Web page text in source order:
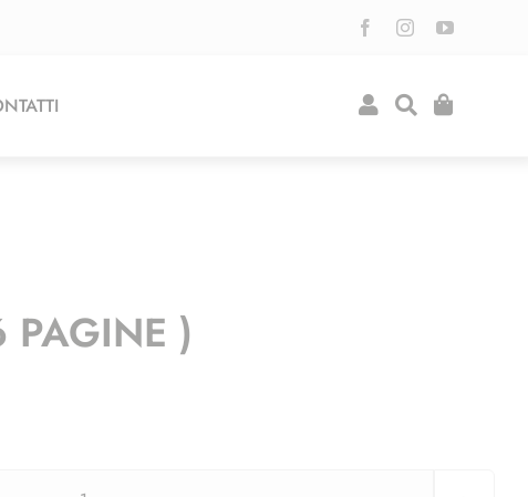
)